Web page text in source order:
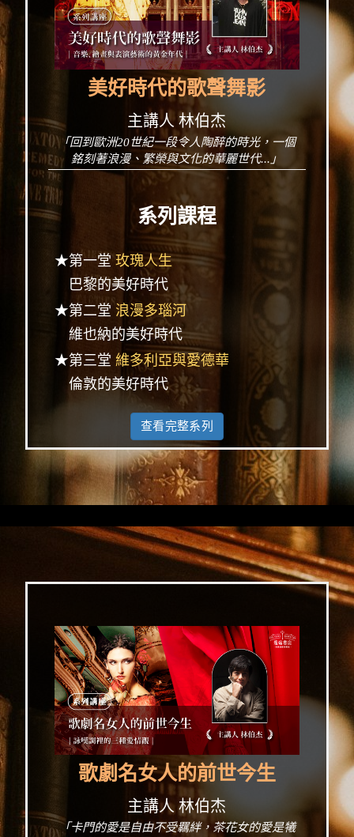
美好時代的歌聲舞影
主講人 林伯杰
「回到歐洲20世紀一段令人陶醉的時光，一個
銘刻著浪漫、繁榮與文化的華麗世代...」
系列課程
★第一堂玫瑰人生
巴黎的美好時代
★第二堂 浪漫多瑙河
維也納的美好時代
★第三堂 維多利亞與愛德華
倫敦的美好時代
查看完整系列
歌劇名女人的前世今生
主講人 林伯杰
「卡門的愛是自由不受羈絆，茶花女的愛是犧